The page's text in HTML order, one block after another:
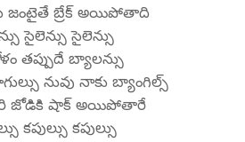
జంటైతే బ్రేక్ అయిపోతాది
సైలెన్సు సైలెన్సు
తప్పుదే బ్యాలన్సు
నువు నాకు బ్యాంగిల్స్
జోడికి షాక్ అయిపోతారే
కపుల్సు కపుల్సు